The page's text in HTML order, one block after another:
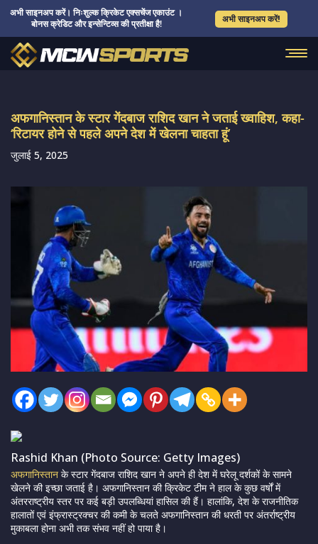
अभी साइनअप करें। निःशुल्क क्रिकेट एक्सचेंज एकाउंट ।
बोनस क्रेडिट और इन्सेन्टिव्स की प्रतीक्षा है!
अभी साइनअप करें!
अफगानिस्तान के स्टार गेंदबाज राशिद खान ने जताई ख्वाहिश, कहा-
‘रिटायर होने से पहले अपने देश में खेलना चाहता हूं’
जुलाई 5, 2025
Rashid Khan (Photo Source: Getty Images)
अफगानिस्तान के स्टार गेंदबाज राशिद खान ने अपने ही देश में घरेलू दर्शकों के सामने
खेलने की इच्छा जताई है। अफगानिस्तान की क्रिकेट टीम ने हाल के कुछ वर्षों में
अंतरराष्ट्रीय स्तर पर कई बड़ी उपलब्धियां हासिल की हैं। हालांकि, देश के राजनीतिक
हालातों एवं इंफ्रास्ट्रक्चर की कमी के चलते अफगानिस्तान की धरती पर अंतर्राष्ट्रीय
मुकाबला होना अभी तक संभव नहीं हो पाया है।